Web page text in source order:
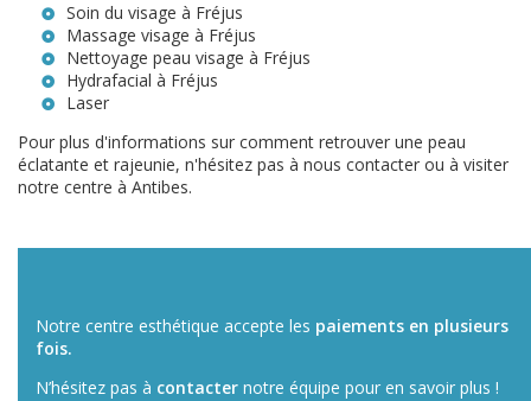
Soin du visage à Fréjus
Massage visage à Fréjus
Nettoyage peau visage à Fréjus
Hydrafacial à Fréjus
Laser
Pour plus d'informations sur comment retrouver une peau
éclatante et rajeunie, n'hésitez pas à nous contacter ou à visiter
notre centre à Antibes.
Notre centre esthétique accepte les paiements en plusieurs
fois.
N’hésitez pas à contacter notre équipe pour en savoir plus !